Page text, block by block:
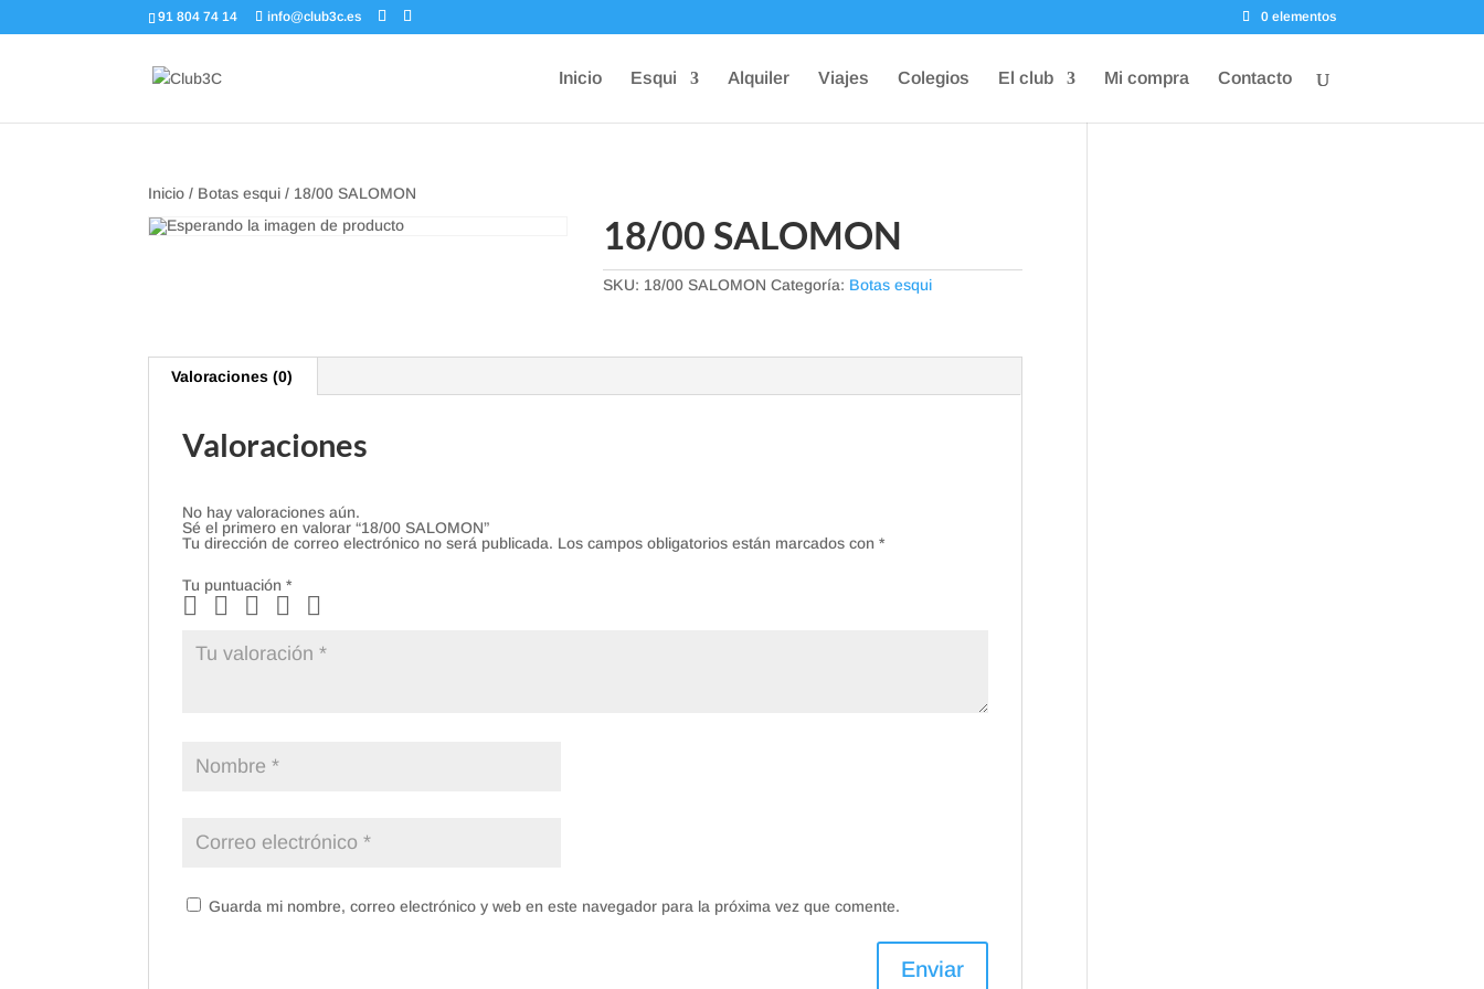
91 804 74 14 info@club3c.es 0 elementos
Inicio Esqui Alquiler Viajes Colegios El club Mi compra Contacto
Inicio / Botas esqui / 18/00 SALOMON
18/00 SALOMON
SKU: 18/00 SALOMON Categoría: Botas esqui
Valoraciones (0)
Valoraciones
No hay valoraciones aún.
Sé el primero en valorar “18/00 SALOMON”
Tu dirección de correo electrónico no será publicada. Los campos obligatorios están marcados con*
Tu puntuación*
Guarda mi nombre, correo electrónico y web en este navegador para la próxima vez que comente.